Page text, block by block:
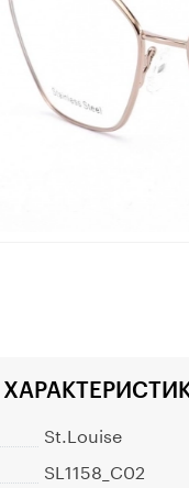
St.Louise
SL1158_C02